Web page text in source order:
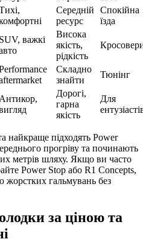
Середній
ресурс
Спокійна
їзда
SUV, важкі
Висока
якість,
рідкість
Складно
знайти
Тюнінг
Антикор,
Дорогі,
гарна
якість
Для
найкраще підходять Power
прогріву та починають
метрів шляху. Якщо ви часто
Power Stop або R1 Concepts,
жорстких гальмувань без
за ціною та